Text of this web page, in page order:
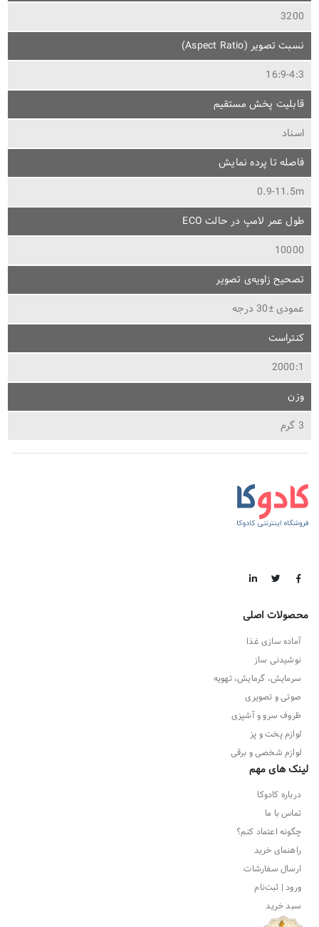
3200
نسبت تصویر (Aspect Ratio)
16:9-4:3
قابلیت پخش مستقیم
اسناد
فاصله تا پرده نمایش
0.9-11.5m
طول عمر لامپ در حالت ECO
10000
تصحیح زاویه‌ی تصویر
عمودی ±30 درجه
کنتراست
2000:1
وزن
3 گرم
محصولات اصلی
آماده سازی غذا
نوشیدنی ساز
سرمایش، گرمایش، تهویه
صوتی و تصویری
ظروف سرو و آشپزی
لوازم پخت و پز
لوازم شخصی و برقی
لینک های مهم
درباره کادوکا
تماس با ما
چگونه اعتماد کنم؟
راهنمای خرید
ارسال سفارشات
ورود | ثبت‌نام
سبد خرید